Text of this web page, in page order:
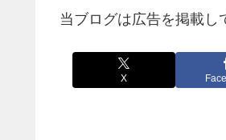
当ブログは広告を掲載し
X